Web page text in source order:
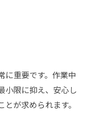
に重要です。作業中
小限に抑え、安心し
が求められます。